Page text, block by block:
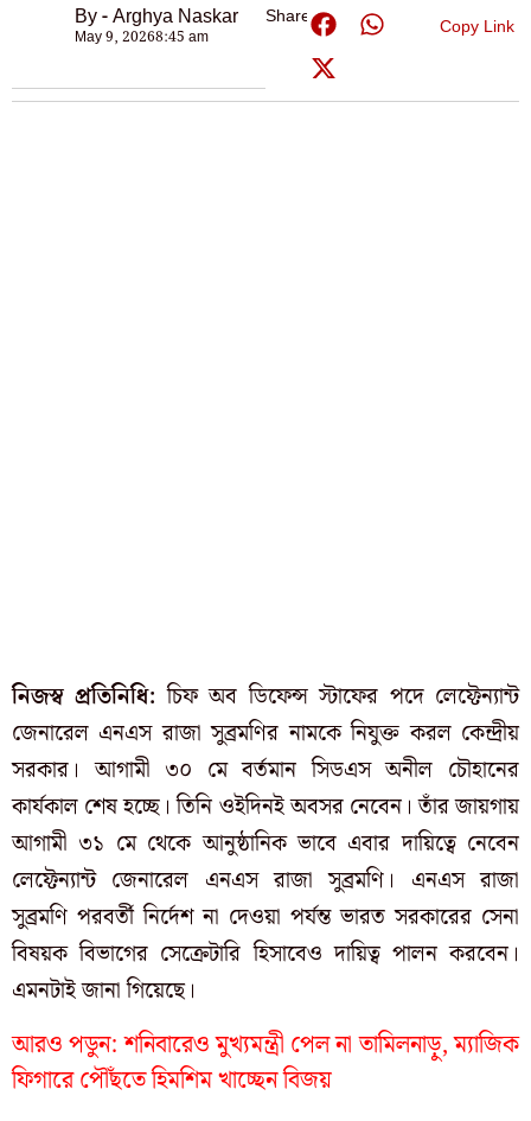
By - Arghya Naskar
May 9, 20268:45 am
Share: Copy Link
নিজস্ব প্রতিনিধি: চিফ অব ডিফেন্স স্টাফের পদে লেফ্টেন্যান্ট
জেনারেল এনএস রাজা সুব্রমণির নামকে নিযুক্ত করল কেন্দ্রীয়
সরকার। আগামী ৩০ মে বর্তমান সিডএস অনীল চৌহানের
কার্যকাল শেষ হচ্ছে। তিনি ওইদিনই অবসর নেবেন। তাঁর জায়গায়
আগামী ৩১ মে থেকে আনুষ্ঠানিক ভাবে এবার দায়িত্বে নেবেন
লেফ্টেন্যান্ট জেনারেল এনএস রাজা সুব্রমণি। এনএস রাজা
সুব্রমণি পরবর্তী নির্দেশ না দেওয়া পর্যন্ত ভারত সরকারের সেনা
বিষয়ক বিভাগের সেক্রেটারি হিসাবেও দায়িত্ব পালন করবেন।
এমনটাই জানা গিয়েছে।
আরও পডুন:শনিবারেও মুখ্যমন্ত্রী পেল না তামিলনাড়ু, ম্যাজিক
ফিগারে পৌঁছতে হিমশিম খাচ্ছেন বিজয়